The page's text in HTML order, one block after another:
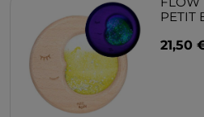
PETIT
21,50